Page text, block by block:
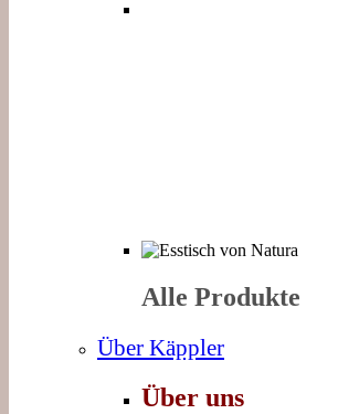
Alle Produkte
Über Käppler
Über uns